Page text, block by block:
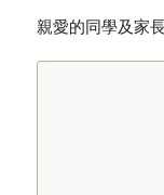
親愛的同學及家